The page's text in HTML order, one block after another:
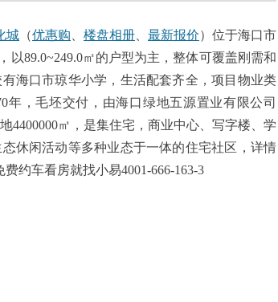
城 （优惠购 楼盘相册 最新报价）位于海口市
以89.0~249.0㎡的户型为主，整体可覆盖刚需和
海口市琼华小学，生活配套齐全，项目物业类
年，毛坯交付，由海口绿地五源置业有限公司
4400000㎡，是集住宅，商业中心、写字楼、学
休闲活动等多种业态于一体的住宅社区，详情
约车看房就找小易4001-666-163-3